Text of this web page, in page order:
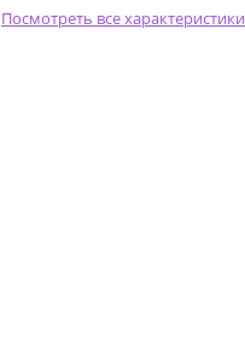
Посмотреть все характеристики